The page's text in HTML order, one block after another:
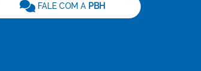
FALE COM A PBH